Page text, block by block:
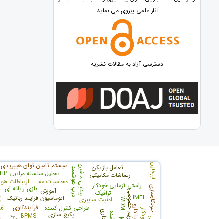
آثار علمی پیروی می نماید.
دسترسی آزاد به مقالات نشریه
فرآیندکاوی
اتوماسیون فرایند رباتیک
طراحی کنترل کننده
بازی رایانه ای
پکیج سازی
درب هوشمند ارتباطات
امنیت سایبری
تحلیل سلسله مراتبی AHP بینایی ماشین راستی آزمایی خودکار
ارتعاشات مکانیکی
سیستم تامین توان هیبریدی
آموزش خودکارسازی
تعامل بازیکن
محاسبات مه
ترافیک
BPMS
WDM
ابرخازن
IMEI